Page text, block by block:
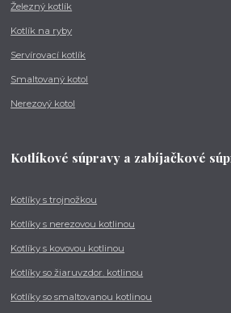
Železný kotlík
Kotlík na ryby
Servírovací kotlík
Smaltovaný kotol
Nerezový kotol
Kotlíkové súpravy a zabíjačkové
Kotlíky s trojnožkou
Kotlíky s nerezovou kotlinou
Kotlíky s kovovou kotlinou
Kotlíky so žiaruvzdor. kotlinou
Kotlíky so smaltovanou kotlinou